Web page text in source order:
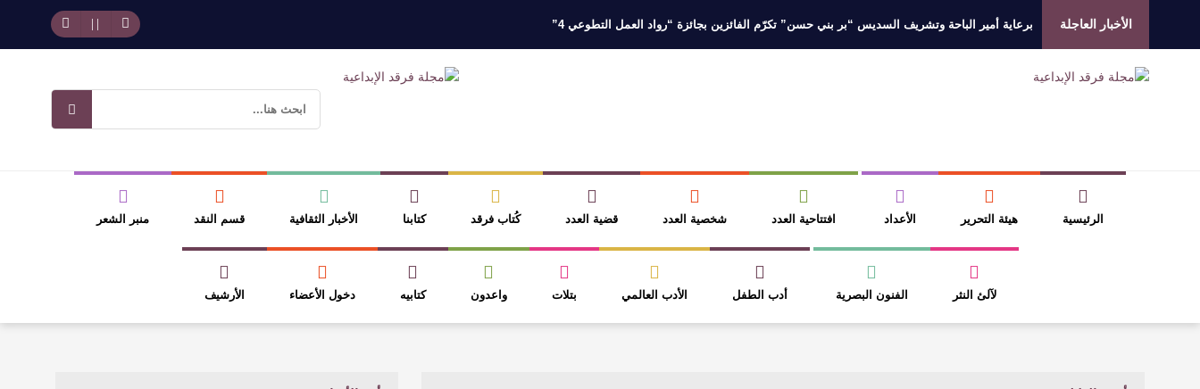
الأخبار العاجلة برعاية أمير الباحة وتشريف السديس “بر بني حسن” تكرّم الفائزين بجائزة “رواد العمل التطوعي 4”
مهرجان الأطاولة التراثي يجمع الشاعر عبدالواحد بجمهوره
​ اللون الأحمر وشاح سردية الأدب وسر رمزية النصوص آليات البناء الاستهلالي في رواية : ( على كف رتويت ) للدكتورة زينب الخضيري
الرئيسية هيئة التحرير الأعداد افتتاحية العدد شخصية العدد قضية العدد كُتاب فرقد كتابنا الأخبار الثقافية قسم النقد منبر الشعر
لآلئ النثر الفنون البصرية أدب الطفل الأدب العالمي بتلات واعدون كتابيه دخول الأعضاء الأرشيف